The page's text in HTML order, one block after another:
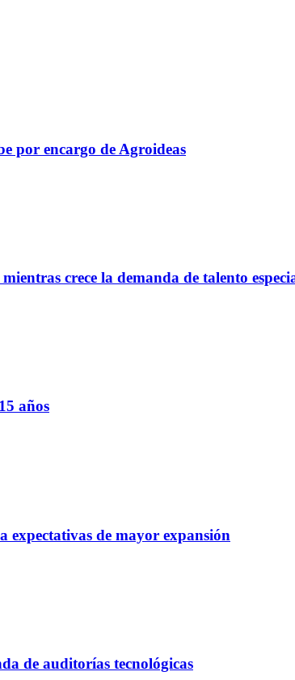
por encargo de Agroideas
crece la demanda de talento
años
de mayor expansión
de auditorías tecnológicas